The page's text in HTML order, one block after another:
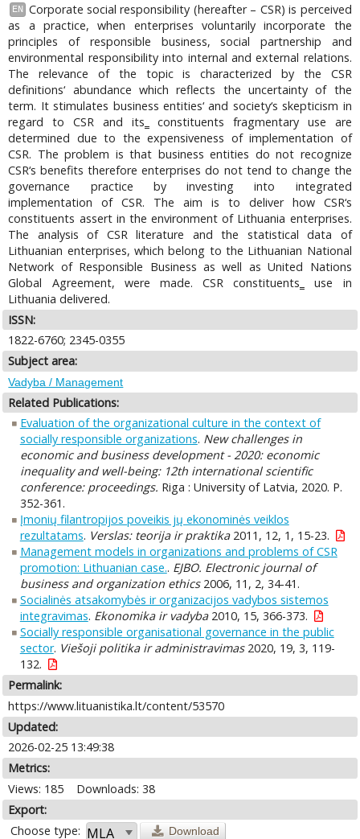
EN
Corporate social responsibility (hereafter – CSR) is perceived
as a practice, when enterprises voluntarily incorporate the
principles of responsible business, social partnership and
environmental responsibility into internal and external relations.
The relevance of the topic is characterized by the CSR
definitions‘ abundance which reflects the uncertainty of the
term. It stimulates business entities‘ and society‘s skepticism in
regard to CSR and its‗ constituents fragmentary use are
determined due to the expensiveness of implementation of
CSR. The problem is that business entities do not recognize
CSR‘s benefits therefore enterprises do not tend to change the
governance practice by investing into integrated
implementation of CSR. The aim is to deliver how CSR‘s
constituents assert in the environment of Lithuania enterprises.
The analysis of CSR literature and the statistical data of
Lithuanian enterprises, which belong to the Lithuanian National
Network of Responsible Business as well as United Nations
Global Agreement, were made. CSR constituents‗ use in
Lithuania delivered.
ISSN:
1822-6760; 2345-0355
Subject area:
Vadyba / Management
Related Publications:
Evaluation of the organizational culture in the context of
socially responsible organizations. New challenges in
economic and business development - 2020: economic
inequality and well-being: 12th international scientific
conference: proceedings. Riga : University of Latvia, 2020. P.
352-361.
Įmonių filantropijos poveikis jų ekonominės veiklos
rezultatams. Verslas: teorija ir praktika2011, 12, 1, 15-23.
Management models in organizations and problems of CSR
promotion: Lithuanian case.. EJBO. Electronic journal of
business and organization ethics2006, 11, 2, 34-41.
Socialinės atsakomybės ir organizacijos vadybos sistemos
integravimas. Ekonomika ir vadyba2010, 15, 366-373.
Socially responsible organisational governance in the public
sector. Viešoji politika ir administravimas2020, 19, 3, 119-
132.
Permalink:
https://www.lituanistika.lt/content/53570
Updated:
2026-02-25 13:49:38
Metrics:
Views: 185
Downloads: 38
Export:
Choose type:
Download